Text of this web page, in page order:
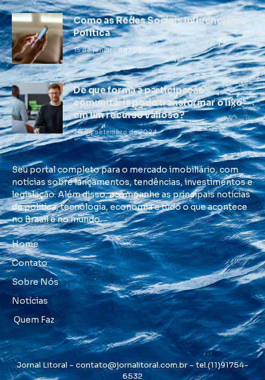
Como as Redes Sociais Influenciam a
Política
15 de janeiro de 2025
De que forma a participação
comunitária pode transformar o lixo
em um recurso valioso?
20 de setembro de 2024
Seu portal completo para o mercado imobiliário, com
notícias sobre lançamentos, tendências, investimentos e
legislação. Além disso, acompanhe as principais notícias
de política, tecnologia, economia e tudo o que acontece
no Brasil e no mundo.
Home
Contato
Sobre Nós
Notícias
Quem Faz
Jornal Litoral – contato@jornalitoral.com.br – tel.(11)91754-
6532